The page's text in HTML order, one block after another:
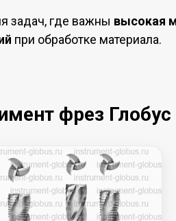
задач, где важны высокая
при обработке материала.
фрез Глобус